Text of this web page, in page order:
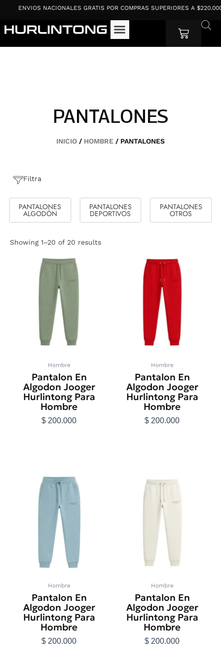
contenido
NACIONALES GRATIS POR COMPRAS SUPERIORES A $220.000
Cart
PANTALONES
INICIO / HOMBRE / PANTALONES
Filtra
PANTALONES
ALGODÓN
PANTALONES
DEPORTIVOS
PANTALONES
OTROS
Showing 1–20 of 20 results
Hombre
Pantalon En
Algodon Jooger
Hurlintong Para
Hombre
$ 200.000
Este
producto
tiene
múltiples
variantes.
Las
opciones
se
pueden
página
de
producto
Hombre
Pantalon En
Algodon Jooger
Hurlintong Para
Hombre
$ 200.000
Este
producto
tiene
múltiples
variantes.
Las
opciones
se
pueden
página
de
producto
Hombre
Pantalon En
Algodon Jooger
Hurlintong Para
Hombre
$ 200.000
Este
producto
múltiples
variantes.
Las
opciones
se
pueden
página
de
producto
Hombre
Pantalon En
Algodon Jooger
Hurlintong Para
Hombre
$ 200.000
tiene
múltiples
variantes.
Las
se
pueden
página
de
producto